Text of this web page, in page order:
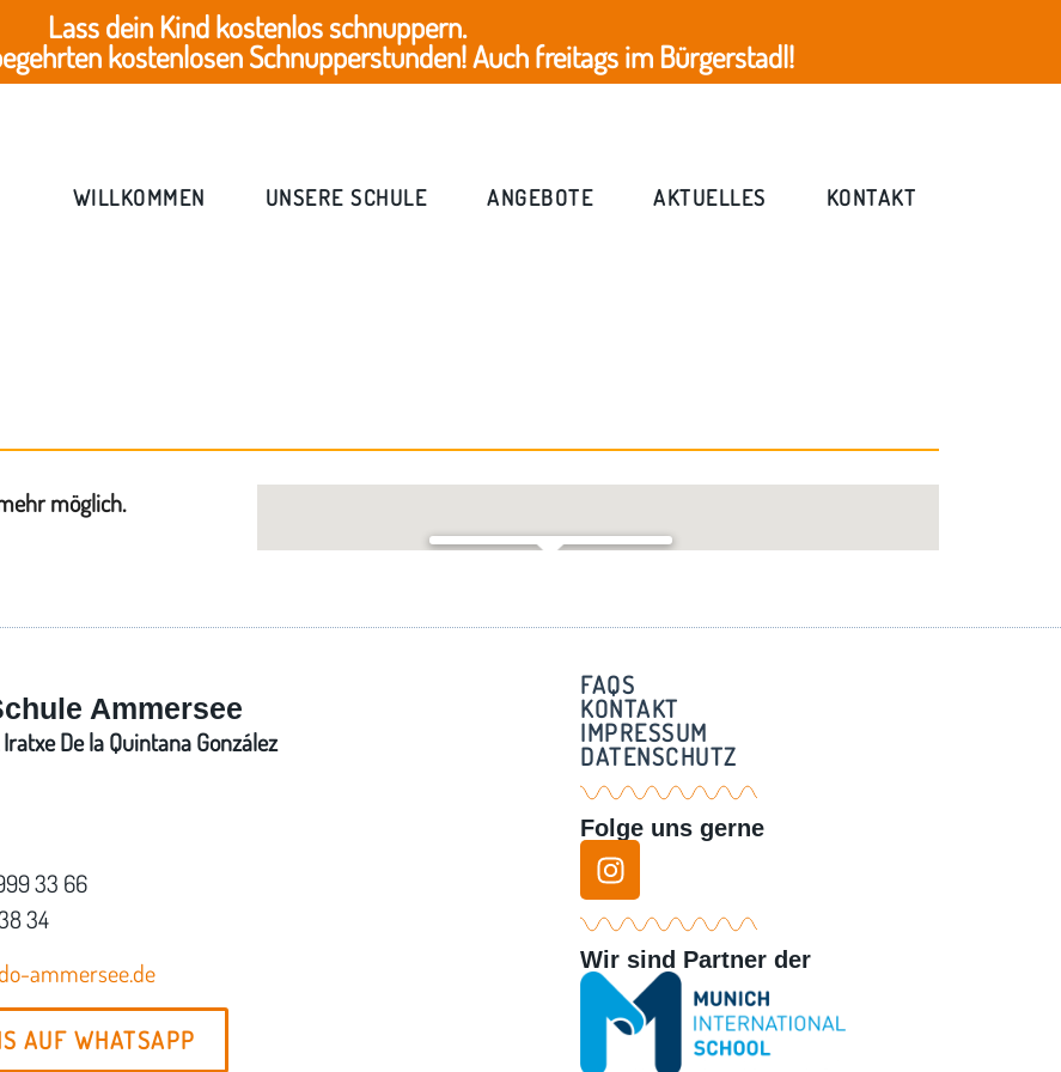
Lass dein Kind kostenlos schnuppern.
kostenlosen Schnupperstunden! Auch freitags im Bürgerstadl!
WILLKOMMEN UNSERE SCHULE ANGEBOTE AKTUELLES KONTAKT
möglich.
Ammersee
De la Quintana González
33 66
34
ammersee.de
AUF WHATSAPP
FAQS
KONTAKT
IMPRESSUM
DATENSCHUTZ
Folge uns gerne
Wir sind Partner der